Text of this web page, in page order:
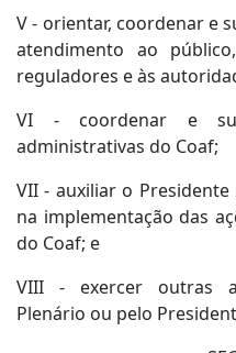
V - orientar, coordenar e
atendimento ao
reguladores e às
VI - coordenar e
administrativas do Coaf;
VII - auxiliar o
na implementação das
do Coaf; e
VIII - exercer outras
Plenário ou pelo